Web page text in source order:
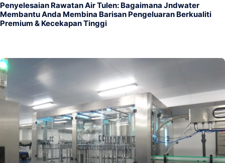
Penyelesaian Rawatan Air Tulen: Bagaimana Jndwater
Membantu Anda Membina Barisan Pengeluaran Berkualiti
Premium & Kecekapan Tinggi